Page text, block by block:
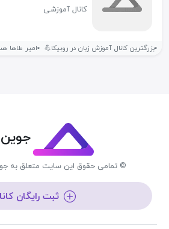
کانال آموزشی
▫️بزرگترین کانال آموزش زبان در روبیکا💪 ‌ ▫️امیر
© تمامی حقوق این سایت متعلق به
ثبت رایگان